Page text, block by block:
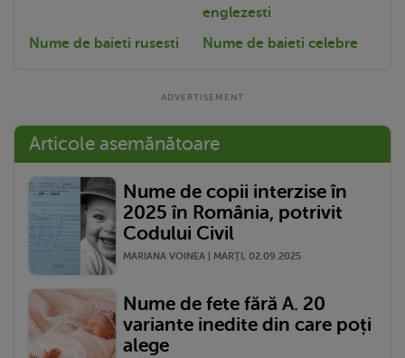
englezesti
Nume de baieti rusesti
Nume de baieti celebre
Articole asemănătoare
Nume de copii interzise în
2025 în România, potrivit
Codului Civil
MARIANA VOINEA | MARŢI, 02.09.2025
Nume de fete fără A. 20
variante inedite din care poți
alege